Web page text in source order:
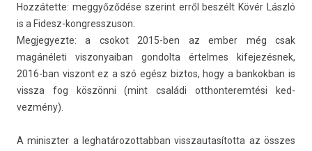
Hozzátette: meggyőződése szerint erről beszélt Kövér László
is a Fidesz-kongresszuson.
Meg­jegyez­te: a csokot 2015-ben az ember még csak
magánéleti vis­zonyaiban gon­dolta értel­mes kifejezés­nek,
2016-ban vis­zont ez a szó egész bi­ztos, hogy a ban­kokban is
vissza fog köszönni (mint családi otthon­terem­tési ked­
vezmény).
A miniszt­er a leg­határozot­tabban visszautasítot­ta az összes